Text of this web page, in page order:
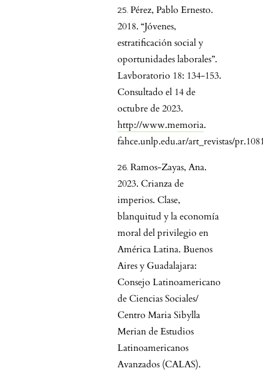
Pérez, Pablo Ernesto.
2018. “Jóvenes,
estratificación social y
oportunidades laborales”.
Lavboratorio 18: 134-153.
Consultado el 14 de
octubre de 2023.
http://www.memoria.
fahce.unlp.edu.ar/art_revistas/
Ramos-Zayas, Ana.
2023. Crianza de
imperios. Clase,
blanquitud y la economía
moral del privilegio en
América Latina. Buenos
Aires y Guadalajara:
Consejo Latinoamericano
de Ciencias Sociales/
Centro Maria Sibylla
Merian de Estudios
Latinoamericanos
Avanzados (CALAS).